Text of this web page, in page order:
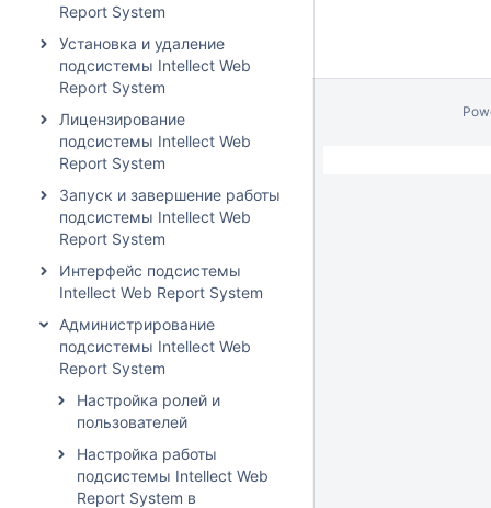
Report System
Установка и удаление
подсистемы Intellect Web
Report System
Лицензирование
подсистемы Intellect Web
Report System
Запуск и завершение работы
подсистемы Intellect Web
Report System
Интерфейс подсистемы
Intellect Web Report System
Администрирование
подсистемы Intellect Web
Report System
Настройка ролей и
пользователей
Настройка работы
подсистемы Intellect Web
Report System в